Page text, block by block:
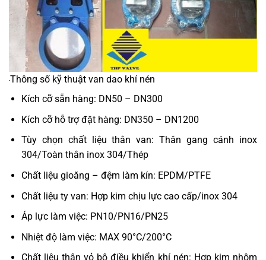
Thông số kỹ thuật van dao khí nén
Kích cỡ sẵn hàng: DN50 – DN300
Kích cỡ hỗ trợ đặt hàng: DN350 – DN1200
Tùy chọn chất liệu thân van: Thân gang cánh inox
304/Toàn thân inox 304/Thép
Chất liệu gioăng – đệm làm kín: EPDM/PTFE
Chất liệu ty van: Hợp kim chịu lực cao cấp/inox 304
Áp lực làm việc: PN10/PN16/PN25
Nhiệt độ làm việc: MAX 90°C/200°C
Chất liệu thân vỏ bộ điều khiển khí nén: Hợp kim nhôm